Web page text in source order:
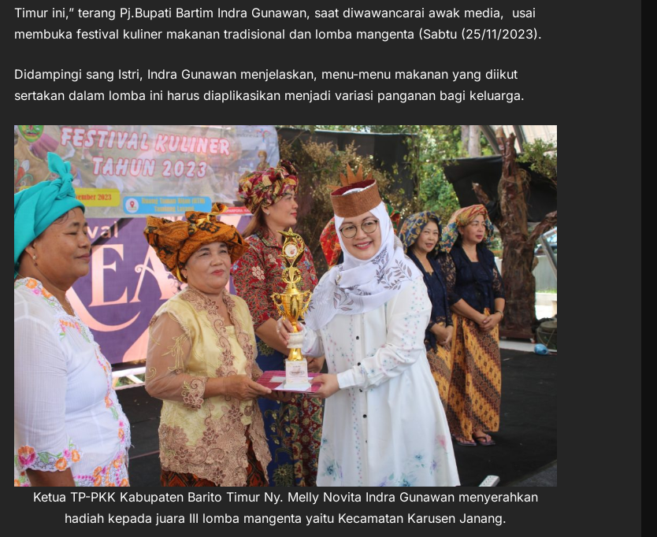
Timur ini,” terang Pj.Bupati Bartim Indra Gunawan, saat diwawancarai awak media, usai
membuka festival kuliner makanan tradisional dan lomba mangenta (Sabtu (25/11/2023).
Didampingi sang Istri, Indra Gunawan menjelaskan, menu-menu makanan yang diikut
sertakan dalam lomba ini harus diaplikasikan menjadi variasi panganan bagi keluarga.
Ketua TP-PKK Kabupaten Barito Timur Ny. Melly Novita Indra Gunawan menyerahkan
hadiah kepada juara III lomba mangenta yaitu Kecamatan Karusen Janang.